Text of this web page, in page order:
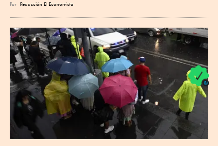
Por Redacción El Economista